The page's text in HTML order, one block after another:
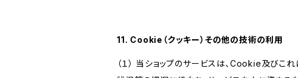
11. Cookie（クッキー）その他の技術の利用
（１） 当ショップのサービスは、Cookie及びこ